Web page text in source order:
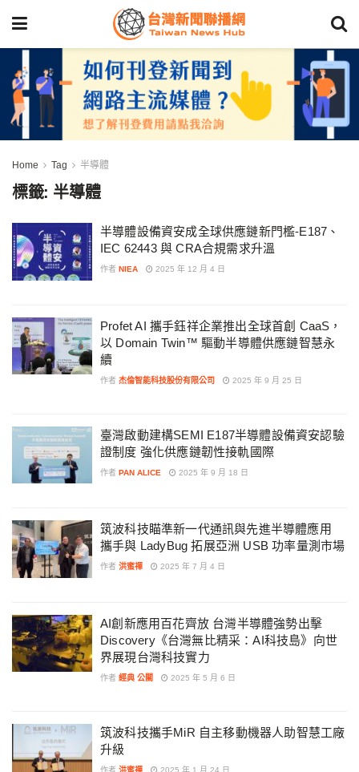
Home Tag 半導體
標籤: 半導體
半導體設備資安成全球供應鏈新門檻-E187、
IEC 62443 與 CRA合規需求升溫
作者 NIEA 2025 年 12 月 4 日
Profet AI 攜手鈺祥企業推出全球首創 CaaS，
以 Domain Twin™ 驅動半導體供應鏈智慧永
續
作者 杰倫智能科技股份有限公司 2025 年 9 月 25 日
臺灣啟動建構SEMI E187半導體設備資安認驗
證制度 強化供應鏈韌性接軌國際
作者 PAN ALICE 2025 年 9 月 18 日
筑波科技瞄準新一代通訊與先進半導體應用
攜手與 LadyBug 拓展亞洲 USB 功率量測市場
作者 洪蜜禪 2025 年 7 月 4 日
AI創新應用百花齊放 台灣半導體強勢出擊
Discovery《台灣無比精采：AI科技島》向世
界展現台灣科技實力
作者 經典 公關 2025 年 5 月 6 日
筑波科技攜手MiR 自主移動機器人助智慧工廠
升級
作者 洪蜜禪 2025 年 1 月 24 日